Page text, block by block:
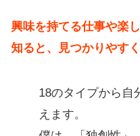
興味を持てる仕事や楽
知ると、見つかりやす
18のタイプから自
えます。